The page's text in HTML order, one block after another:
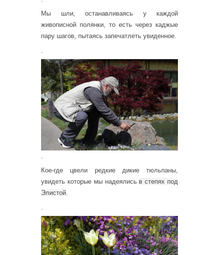
Мы шли, останавливаясь у каждой
живописной полянки, то есть через каджые
пару шагов, пытаясь запечатлеть увиденное.
Кое-где цвели редкие дикие тюльпаны,
увидеть которые мы надеялись в степях под
Элистой.